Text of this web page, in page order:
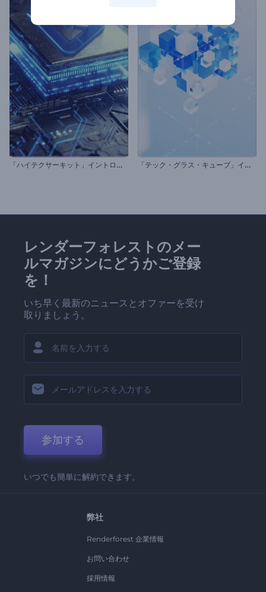
「
ハイテクサーキット」イントロ動画 「
テック・グラス・キューブ」イントロ動画
レンダーフォレストのメー
ルマガジンにどうかご登録
を！
いち早く最新のニュースとオファーを受け
取りましょう。
参加する
いつでも簡単に解約できます。
弊社
Renderforest 企業情報
お問い合わせ
採用情報